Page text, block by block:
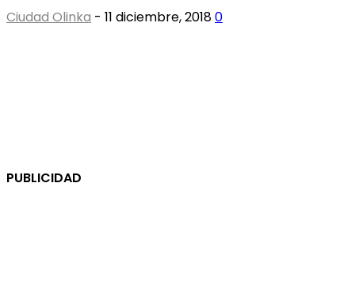
Ciudad Olinka - 11 diciembre, 20180
PUBLICIDAD